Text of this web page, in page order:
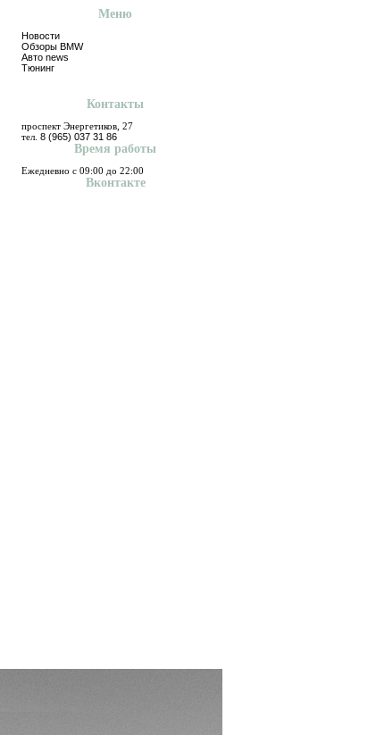
Меню
Новости
Обзоры BMW
Авто news
Тюнинг
Контакты
проспект Энергетиков, 27
тел. 8 (965) 037 31 86
Время работы
Ежедневно с 09:00 до 22:00
Вконтакте